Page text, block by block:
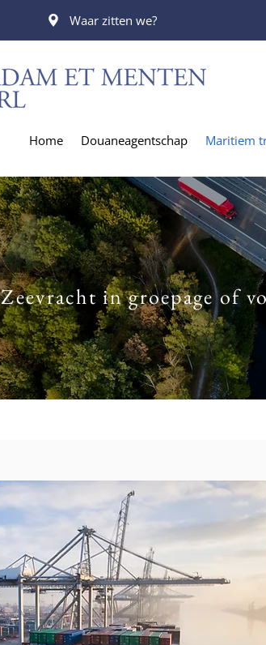
Waar zitten we?
Home Douaneagentschap Maritiem
Zeevracht in groepage of